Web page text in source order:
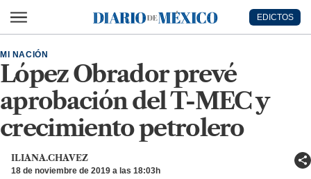
Diario de México
EDICTOS
López Obrador prevé
aprobación del T-MEC y
crecimiento petrolero
MI NACIÓN
ILIANA.CHAVEZ
18 de noviembre de 2019 a las 18:03h